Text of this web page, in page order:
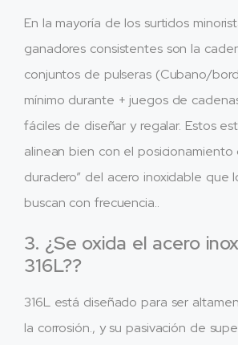
En la mayoría de los surtidos
ganadores consistentes son la
conjuntos de pulseras (Cubano/
mínimo durante + juegos de
fáciles de diseñar y regalar. Estos
alinean bien con el posicionamiento
duradero” del acero inoxidable que
buscan con frecuencia..
3. ¿Se oxida el acero
316L??
316L está diseñado para ser
la corrosión., y su pasivación de